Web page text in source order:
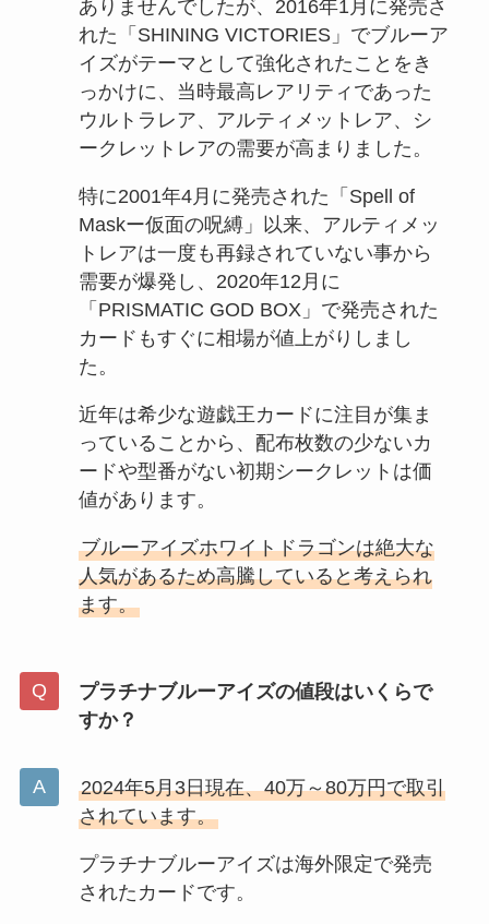
ありませんでしたが、2016年1月に発売さ
れた「SHINING VICTORIES」でブルーア
イズがテーマとして強化されたことをき
っかけに、当時最高レアリティであった
ウルトラレア、アルティメットレア、シ
ークレットレアの需要が高まりました。
特に2001年4月に発売された「Spell of
Maskー仮面の呪縛」以来、アルティメッ
トレアは一度も再録されていない事から
需要が爆発し、2020年12月に
「PRISMATIC GOD BOX」で発売された
カードもすぐに相場が値上がりしまし
た。
近年は希少な遊戯王カードに注目が集ま
っていることから、配布枚数の少ないカ
ードや型番がない初期シークレットは価
値があります。
ブルーアイズホワイトドラゴンは絶大な
人気があるため高騰していると考えられ
ます。
プラチナブルーアイズの値段はいくらで
すか？
2024年5月3日現在、40万～80万円で取引
されています。
プラチナブルーアイズは海外限定で発売
されたカードです。